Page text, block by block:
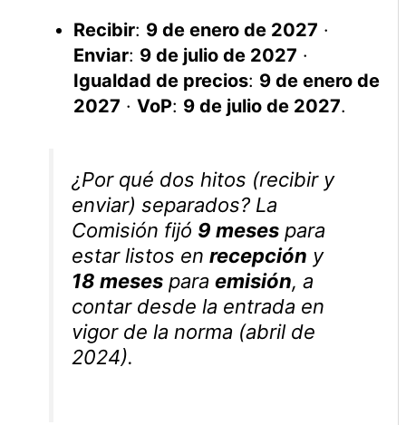
Recibir: 9 de enero de 2027 ·
Enviar: 9 de julio de 2027 ·
Igualdad de precios: 9 de enero de
2027 · VoP: 9 de julio de 2027.
¿Por qué dos hitos (recibir y
enviar) separados? La
Comisión fijó 9 mesespara
estar listos en recepción y
18 mesespara emisión, a
contar desde la entrada en
vigor de la norma (abril de
2024).